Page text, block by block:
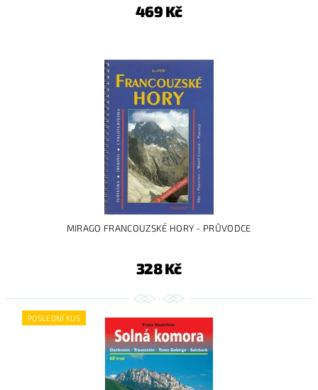
469 Kč
MIRAGO FRANCOUZSKÉ HORY - PRŮVODCE
328 Kč
POSLEDNÍ KUS